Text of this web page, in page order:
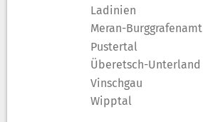
Ladinien
Meran-Burggrafenamt
Pustertal
Überetsch-Unterland
Vinschgau
Wipptal